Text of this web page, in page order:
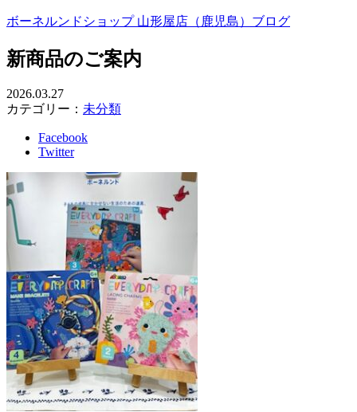
ボーネルンドショップ 山形屋店（鹿児島）ブログ
新商品のご案内
2026.03.27
カテゴリー： 未分類
Facebook
Twitter